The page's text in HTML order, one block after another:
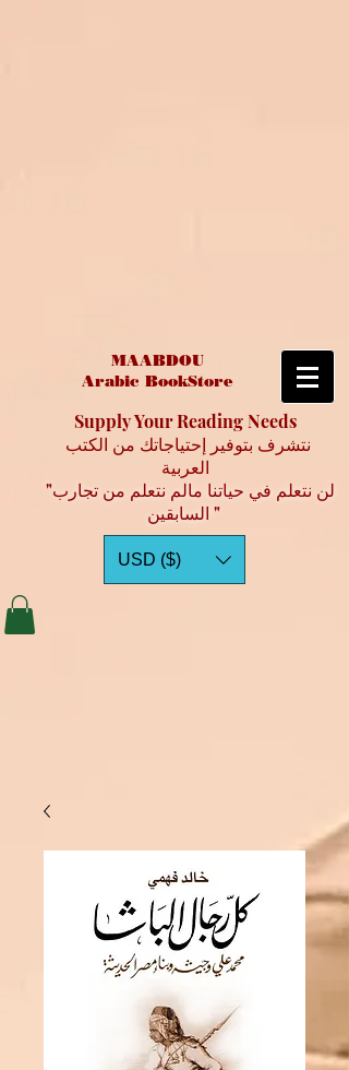
MAABDOU
Arabic BookStore
Supply Your Reading Needs
العربية
"لن نتعلم في حياتنا مالم نتعلم من تجارب
السابقين "
USD ($)